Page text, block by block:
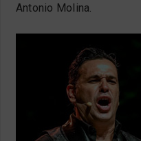
Antonio Molina.